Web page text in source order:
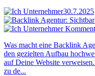
30.7.2025
Was macht eine Backlink
den gezielten Aufbau
auf Deine Website
zu de...